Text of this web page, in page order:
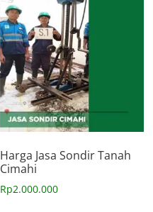
Harga Jasa Sondir Tanah
Cimahi
Rp2.000.000